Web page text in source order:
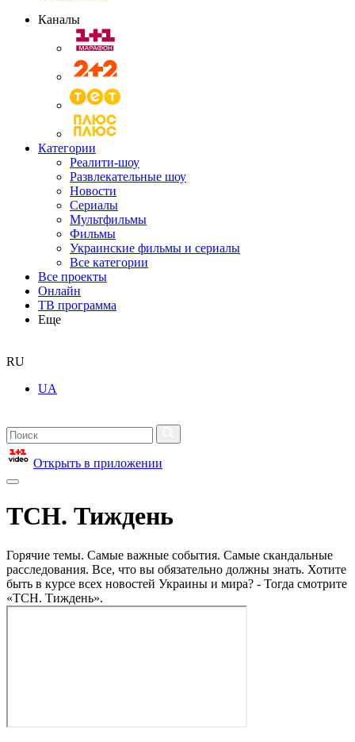
Каналы
Категории
Реалити-шоу
Развлекательные шоу
Новости
Сериалы
Мультфильмы
Фильмы
Украинские фильмы и сериалы
Все категории
Все проекты
Онлайн
ТВ программа
Еще
RU
UA
Открыть в приложении
ТСН. Тиждень
Горячие темы. Самые важные события. Самые скандальные
расследования. Все, что вы обязательно должны знать. Хотите
быть в курсе всех новостей Украины и мира? - Тогда смотрите
«ТСН. Тиждень».